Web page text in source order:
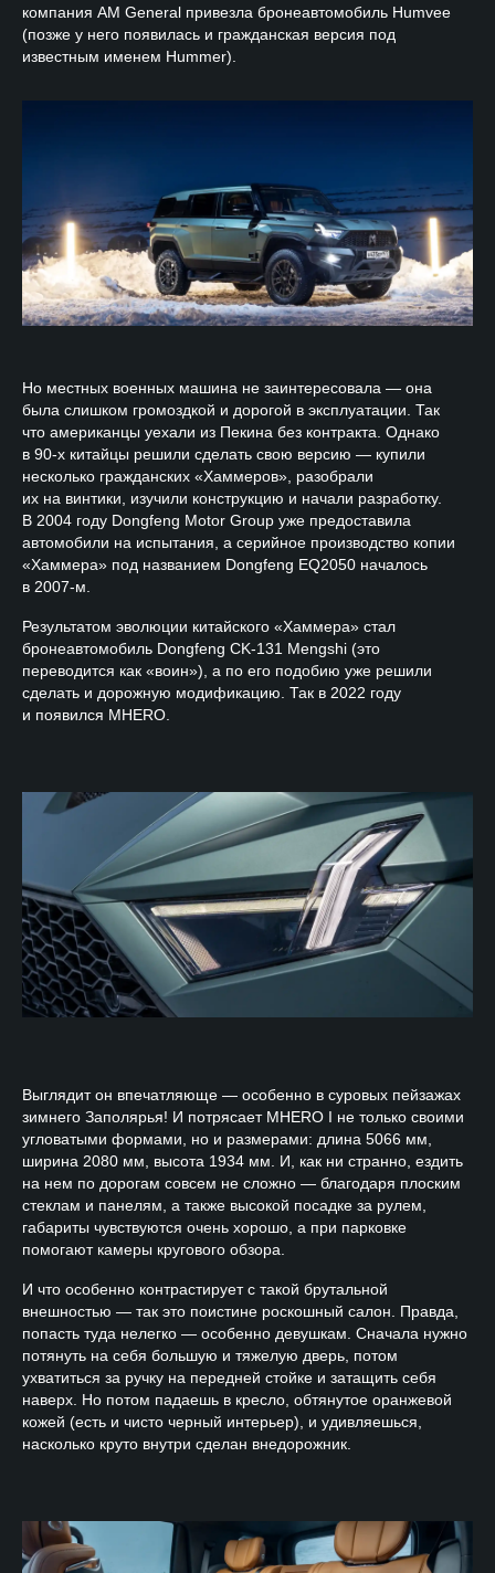
компания AM General привезла бронеавтомобиль Humvee
(позже у него появилась и гражданская версия под
известным именем Hummer).
Но местных военных машина не заинтересовала — она
была слишком громоздкой и дорогой в эксплуатации. Так
что американцы уехали из Пекина без контракта. Однако
в 90-х китайцы решили сделать свою версию — купили
несколько гражданских «Хаммеров», разобрали
их на винтики, изучили конструкцию и начали разработку.
В 2004 году Dongfeng Motor Group уже предоставила
автомобили на испытания, а серийное производство копии
«Хаммера» под названием Dongfeng EQ2050 началось
в 2007-м.
Результатом эволюции китайского «Хаммера» стал
бронеавтомобиль Dongfeng CK-131 Mengshi (это
переводится как «воин»), а по его подобию уже решили
сделать и дорожную модификацию. Так в 2022 году
и появился MHERO.
Выглядит он впечатляюще — особенно в суровых пейзажах
зимнего Заполярья! И потрясает MHERO I не только своими
угловатыми формами, но и размерами: длина 5066 мм,
ширина 2080 мм, высота 1934 мм. И, как ни странно, ездить
на нем по дорогам совсем не сложно — благодаря плоским
стеклам и панелям, а также высокой посадке за рулем,
габариты чувствуются очень хорошо, а при парковке
помогают камеры кругового обзора.
И что особенно контрастирует с такой брутальной
внешностью — так это поистине роскошный салон. Правда,
попасть туда нелегко — особенно девушкам. Сначала нужно
потянуть на себя большую и тяжелую дверь, потом
ухватиться за ручку на передней стойке и затащить себя
наверх. Но потом падаешь в кресло, обтянутое оранжевой
кожей (есть и чисто черный интерьер), и удивляешься,
насколько круто внутри сделан внедорожник.